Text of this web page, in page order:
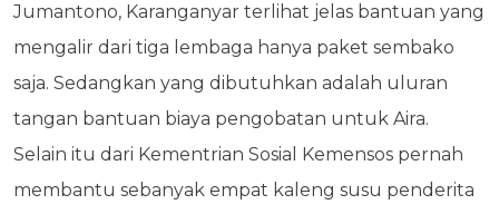
Jumantono, Karanganyar terlihat jelas bantuan yang
mengalir dari tiga lembaga hanya paket sembako
saja. Sedangkan yang dibutuhkan adalah uluran
tangan bantuan biaya pengobatan untuk Aira.
Selain itu dari Kementrian Sosial Kemensos pernah
membantu sebanyak empat kaleng susu penderita